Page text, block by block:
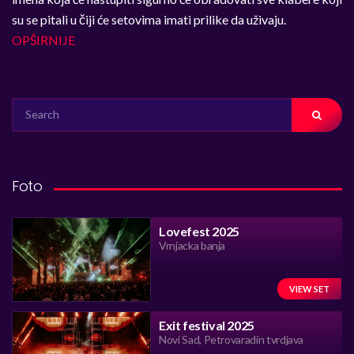
su se pitali u čiji će setovima imati prilike da uživaju.
OPŠIRNIJE
FOR:
Foto
Lovefest 2025
Vrnjacka banja
VIEW SET
Exit festival 2025
Novi Sad, Petrovaradin tvrdjava